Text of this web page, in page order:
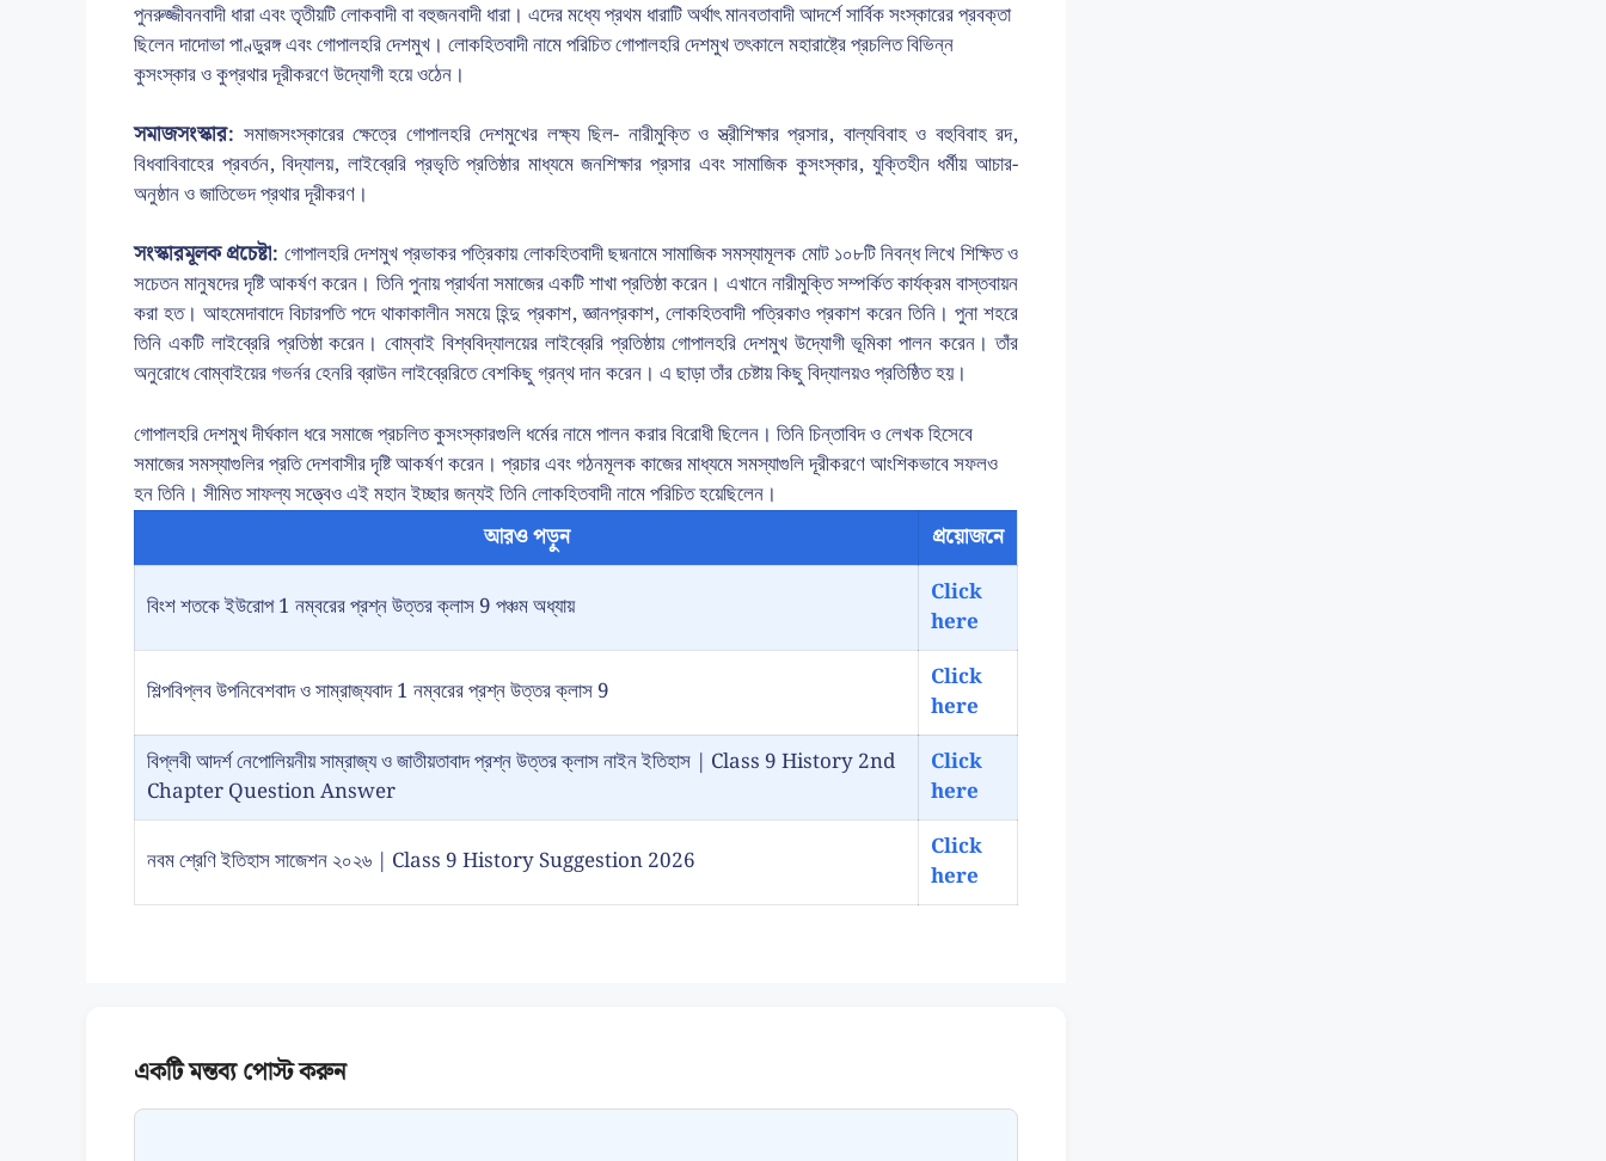
পুনরুজ্জীবনবাদী ধারা এবং তৃতীয়টি লোকবাদী বা বহুজনবাদী ধারা। এদের মধ্যে প্রথম ধারাটি অর্থাৎ মানবতাবাদী আদর্শে সার্বিক সংস্কারের প্রবক্তা
ছিলেন দাদোভা পাণ্ডুরঙ্গ এবং গোপালহরি দেশমুখ। লোকহিতবাদী নামে পরিচিত গোপালহরি দেশমুখ তৎকালে মহারাষ্ট্রে প্রচলিত বিভিন্ন
কুসংস্কার ও কুপ্রথার দূরীকরণে উদ্যোগী হয়ে ওঠেন।
সমাজসংস্কার: সমাজসংস্কারের ক্ষেত্রে গোপালহরি দেশমুখের লক্ষ্য ছিল- নারীমুক্তি ও স্ত্রীশিক্ষার প্রসার, বাল্যবিবাহ ও বহুবিবাহ রদ,
বিধবাবিবাহের প্রবর্তন, বিদ্যালয়, লাইব্রেরি প্রভৃতি প্রতিষ্ঠার মাধ্যমে জনশিক্ষার প্রসার এবং সামাজিক কুসংস্কার, যুক্তিহীন ধর্মীয় আচার-
অনুষ্ঠান ও জাতিভেদ প্রথার দূরীকরণ।
সংস্কারমূলক প্রচেষ্টা: গোপালহরি দেশমুখ প্রভাকর পত্রিকায় লোকহিতবাদী ছদ্মনামে সামাজিক সমস্যামূলক মোট ১০৮টি নিবন্ধ লিখে শিক্ষিত ও
সচেতন মানুষদের দৃষ্টি আকর্ষণ করেন। তিনি পুনায় প্রার্থনা সমাজের একটি শাখা প্রতিষ্ঠা করেন। এখানে নারীমুক্তি সম্পর্কিত কার্যক্রম বাস্তবায়ন
করা হত। আহমেদাবাদে বিচারপতি পদে থাকাকালীন সময়ে হিন্দু প্রকাশ, জ্ঞানপ্রকাশ, লোকহিতবাদী পত্রিকাও প্রকাশ করেন তিনি। পুনা শহরে
তিনি একটি লাইব্রেরি প্রতিষ্ঠা করেন। বোম্বাই বিশ্ববিদ্যালয়ের লাইব্রেরি প্রতিষ্ঠায় গোপালহরি দেশমুখ উদ্যোগী ভূমিকা পালন করেন। তাঁর
অনুরোধে বোম্বাইয়ের গভর্নর হেনরি ব্রাউন লাইব্রেরিতে বেশকিছু গ্রন্থ দান করেন। এ ছাড়া তাঁর চেষ্টায় কিছু বিদ্যালয়ও প্রতিষ্ঠিত হয়।
গোপালহরি দেশমুখ দীর্ঘকাল ধরে সমাজে প্রচলিত কুসংস্কারগুলি ধর্মের নামে পালন করার বিরোধী ছিলেন। তিনি চিন্তাবিদ ও লেখক হিসেবে
সমাজের সমস্যাগুলির প্রতি দেশবাসীর দৃষ্টি আকর্ষণ করেন। প্রচার এবং গঠনমূলক কাজের মাধ্যমে সমস্যাগুলি দূরীকরণে আংশিকভাবে সফলও
হন তিনি। সীমিত সাফল্য সত্ত্বেও এই মহান ইচ্ছার জন্যই তিনি লোকহিতবাদী নামে পরিচিত হয়েছিলেন।
আরও পড়ুন
প্রয়োজনে
বিংশ শতকে ইউরোপ 1 নম্বরের প্রশ্ন উত্তর ক্লাস 9 পঞ্চম অধ্যায়
Click
here
শিল্পবিপ্লব উপনিবেশবাদ ও সাম্রাজ্যবাদ 1 নম্বরের প্রশ্ন উত্তর ক্লাস 9
Click
here
বিপ্লবী আদর্শ নেপোলিয়নীয় সাম্রাজ্য ও জাতীয়তাবাদ প্রশ্ন উত্তর ক্লাস নাইন ইতিহাস | Class 9 History 2nd
Chapter Question Answer
Click
here
নবম শ্রেণি ইতিহাস সাজেশন ২০২৬ | Class 9 History Suggestion 2026
Click
here
Comment